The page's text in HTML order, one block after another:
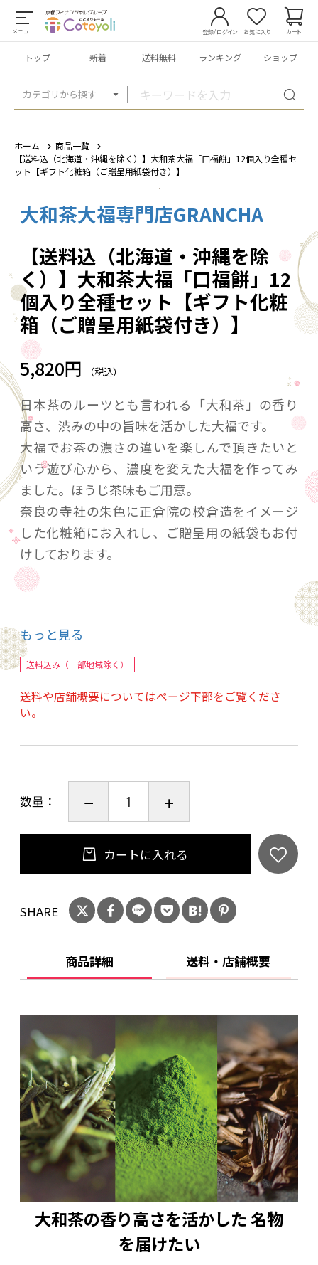
メニュー
カテゴリから探す
登録/ログイン お気に入り カート
トップ 新着 送料無料 ランキング ショップ
ホーム
商品一覧
【送料込（北海道・沖縄を除く）】大和茶大福「口福餅」12個入り全種セ
ット【ギフト化粧箱（ご贈呈用紙袋付き）】
大和茶大福専門店GRANCHA
【送料込（北海道・沖縄を除
く）】大和茶大福「口福餅」12
個入り全種セット【ギフト化粧
箱（ご贈呈用紙袋付き）】
5,820円 （税込）
日本茶のルーツとも言われる「大和茶」の香り
高さ、渋みの中の旨味を活かした大福です。
大福でお茶の濃さの違いを楽しんで頂きたいと
いう遊び心から、濃度を変えた大福を作ってみ
ました。ほうじ茶味もご用意。
奈良の寺社の朱色に正倉院の校倉造をイメージ
した化粧箱にお入れし、ご贈呈用の紙袋もお付
けしております。
品名：大和茶大福、名称：菓子、原材料名：も
ち米（国産）、小豆生餡、砂糖、クリーム（乳
良県産緑茶）、水あめ、ほうじ茶粉末（奈良県
寒天加工品、粉糖、梅酢（一部に乳成分・大豆
大和茶大福「口福餅」12個入り全種セット 1箱
【商品内容】
大和茶大福「口福餅」 1～5番 各2個
大和茶大福「口福餅」 ほうじ茶 2個
【賞味期限】
冷凍2ヶ月（解凍後は解凍日含め2日）
冷凍（解凍後は冷蔵）
【製造者】
お問い合わせ先 株式会社八宝
〒630-8215奈良市東向中町１１
☎0742-24-1755
【栄養成分表示】（製品1個当たり）
エネルギー：102kcal、炭水化物：17.4g、たん
ぱく質：1.8g、脂質：2.2g、食塩相当量：0.0g
（この表示値は、目安です。）
もっと見る
送料込み（一部地域除く）
送料や店舗概要についてはページ下部をご覧くださ
い。
数量：
カートに入れる
SHARE
商品詳細 送料・店舗概要
大和茶の香り高さを活かした 名物
を届けたい